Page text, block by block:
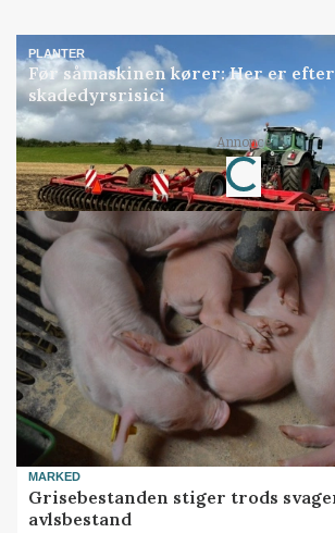
PLANTER
Før såmaskinen kører: Her er
skadedyrsrisici
Annonce
Loading...
MARKED
Grisebestanden stiger trods
avlsbestand